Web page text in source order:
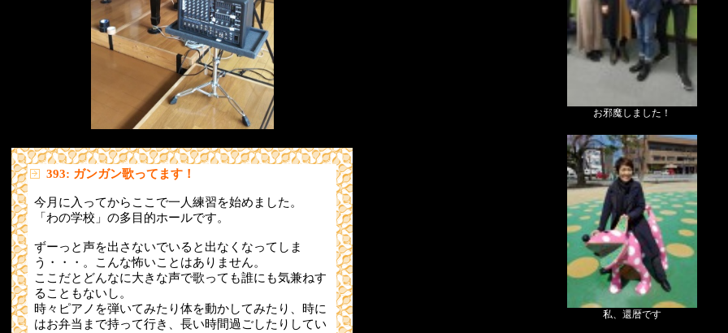
393: ガンガン歌ってます！
今月に入ってからここで一人練習を始めました。
「わの学校」の多目的ホールです。
ずーっと声を出さないでいると出なくなってしま
う・・・。こんな怖いことはありません。
ここだとどんなに大きな声で歌っても誰にも気兼ねす
ることもないし。
時々ピアノを弾いてみたり体を動かしてみたり、時に
はお弁当まで持って行き、長い時間過ごしたりしてい
お邪魔しました！
私、還暦です